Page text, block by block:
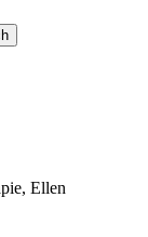
Ellen